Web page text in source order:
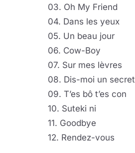
03. Oh My Friend
04. Dans les yeux
05. Un beau jour
06. Cow-Boy
07. Sur mes lèvres
08. Dis-moi un secret
09. T’es bô t’es con
10. Suteki ni
11. Goodbye
12. Rendez-vous